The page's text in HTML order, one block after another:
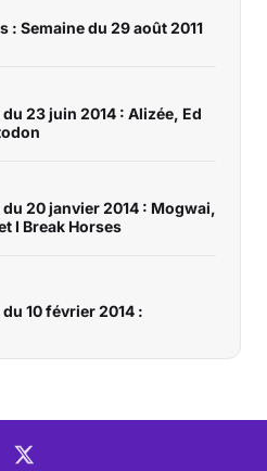
: Semaine du 29 août 2011
23 juin 2014 : Alizée, Ed
20 janvier 2014 : Mogwai,
I Break Horses
10 février 2014 :